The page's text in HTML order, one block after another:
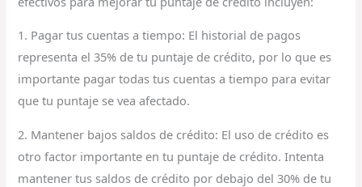
1. Pagar tus cuentas a tiempo: El historial de pagos
representa el 35% de tu puntaje de crédito, por lo que es
importante pagar todas tus cuentas a tiempo para evitar
que tu puntaje se vea afectado.
2. Mantener bajos saldos de crédito: El uso de crédito es
otro factor importante en tu puntaje de crédito. Intenta
mantener tus saldos de crédito por debajo del 30% de tu